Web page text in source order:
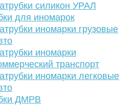
силикон УРАЛ
для иномарок
иномарки грузовые
иномарки
транспорт
иномарки легковые
ДМРВ